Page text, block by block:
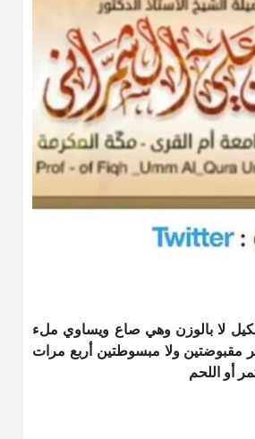
لا بالوزن وهي صاع ويساوي ملء
مقبوضتين ولا مبسوطتين أربع مرات
أو اللحم